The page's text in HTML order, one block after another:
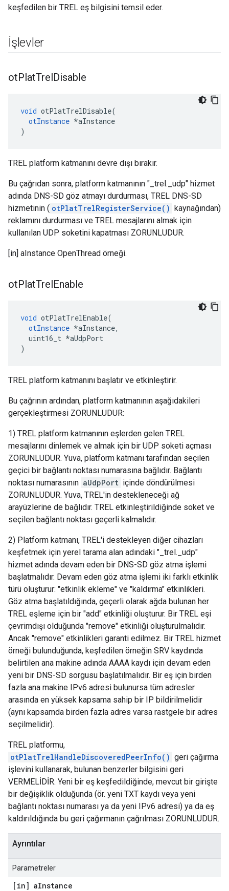
keşfedilen bir TREL eş bilgisini temsil eder.
İşlevler
otPlatTrelDisable
void otPlatTrelDisable(
otInstance *aInstance
)
TREL platform katmanını devre dışı bırakır.
Bu çağrıdan sonra, platform katmanının "_trel._udp" hizmet
adında DNS-SD göz atmayı durdurması, TREL DNS-SD
hizmetinin ( otPlatTrelRegisterService() kaynağından)
reklamını durdurması ve TREL mesajlarını almak için
kullanılan UDP soketini kapatması ZORUNLUDUR.
[in] aInstance OpenThread örneği.
otPlatTrelEnable
void otPlatTrelEnable(
otInstance *aInstance,
uint16_t *aUdpPort
)
TREL platform katmanını başlatır ve etkinleştirir.
Bu çağrının ardından, platform katmanının aşağıdakileri
gerçekleştirmesi ZORUNLUDUR:
1) TREL platform katmanının eşlerden gelen TREL
mesajlarını dinlemek ve almak için bir UDP soketi açması
ZORUNLUDUR. Yuva, platform katmanı tarafından seçilen
geçici bir bağlantı noktası numarasına bağlıdır. Bağlantı
noktası numarasının aUdpPort içinde döndürülmesi
ZORUNLUDUR. Yuva, TREL'in destekleneceği ağ
arayüzlerine de bağlıdır. TREL etkinleştirildiğinde soket ve
seçilen bağlantı noktası geçerli kalmalıdır.
2) Platform katmanı, TREL'i destekleyen diğer cihazları
keşfetmek için yerel tarama alan adındaki "_trel._udp"
hizmet adında devam eden bir DNS-SD göz atma işlemi
başlatmalıdır. Devam eden göz atma işlemi iki farklı etkinlik
türü oluşturur: "etkinlik ekleme" ve "kaldırma" etkinlikleri.
Göz atma başlatıldığında, geçerli olarak ağda bulunan her
TREL eşleme için bir "add" etkinliği oluşturur. Bir TREL eşi
çevrimdışı olduğunda "remove" etkinliği oluşturulmalıdır.
Ancak "remove" etkinlikleri garanti edilmez. Bir TREL hizmet
örneği bulunduğunda, keşfedilen örneğin SRV kaydında
belirtilen ana makine adında AAAA kaydı için devam eden
yeni bir DNS-SD sorgusu başlatılmalıdır. Bir eş için birden
fazla ana makine IPv6 adresi bulunursa tüm adresler
arasında en yüksek kapsama sahip bir IP bildirilmelidir
(aynı kapsamda birden fazla adres varsa rastgele bir adres
seçilmelidir).
TREL platformu,
otPlatTrelHandleDiscoveredPeerInfo() geri çağırma
işlevini kullanarak, bulunan benzerler bilgisini geri
VERMELİDİR. Yeni bir eş keşfedildiğinde, mevcut bir girişte
bir değişiklik olduğunda (ör. yeni TXT kaydı veya yeni
bağlantı noktası numarası ya da yeni IPv6 adresi) ya da eş
kaldırıldığında bu geri çağırmanın çağrılması ZORUNLUDUR.
Ayrıntılar
Parametreler
[in] aInstance